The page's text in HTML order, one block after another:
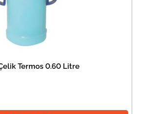
Termos 0.60 Litre